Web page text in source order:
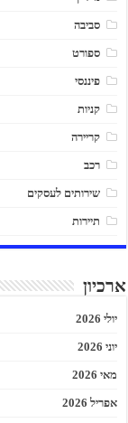
סביבה
ספורט
פיננסי
קניות
קריירה
רכב
שירותים לעסקים
תיירות
ארכיון
יולי 2026
יוני 2026
מאי 2026
אפריל 2026